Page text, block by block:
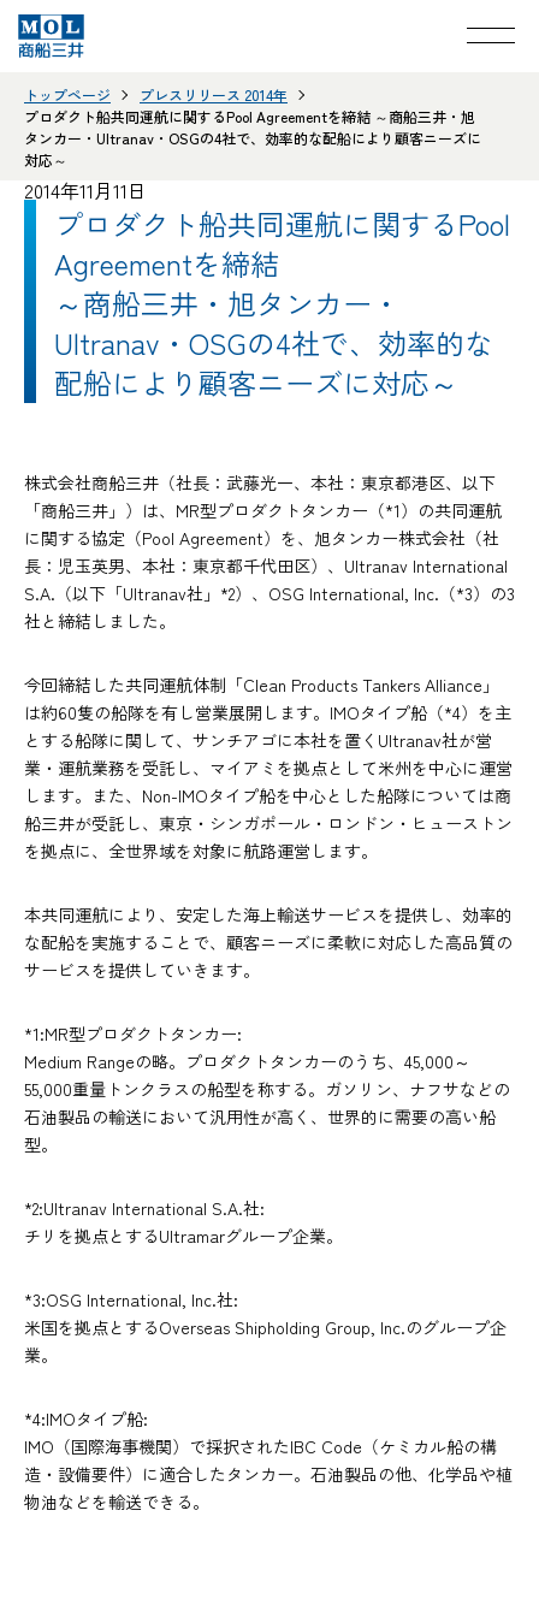
トップページ
プレスリリース 2014年
プロダクト船共同運航に関するPool Agreementを締結 ～商船三井・旭
タンカー・Ultranav・OSGの4社で、効率的な配船により顧客ニーズに
対応～
2014年11月11日
プロダクト船共同運航に関するPool
Agreementを締結
～商船三井・旭タンカー・
Ultranav・OSGの4社で、効率的な
配船により顧客ニーズに対応～
株式会社商船三井（社長：武藤光一、本社：東京都港区、以下
「商船三井」）は、MR型プロダクトタンカー（*1）の共同運航
に関する協定（Pool Agreement）を、旭タンカー株式会社（社
長：児玉英男、本社：東京都千代田区）、Ultranav International
S.A.（以下「Ultranav社」*2）、OSG International, Inc.（*3）の3
社と締結しました。
今回締結した共同運航体制「Clean Products Tankers Alliance」
は約60隻の船隊を有し営業展開します。IMOタイプ船（*4）を主
とする船隊に関して、サンチアゴに本社を置くUltranav社が営
業・運航業務を受託し、マイアミを拠点として米州を中心に運営
します。また、Non-IMOタイプ船を中心とした船隊については商
船三井が受託し、東京・シンガポール・ロンドン・ヒューストン
を拠点に、全世界域を対象に航路運営します。
本共同運航により、安定した海上輸送サービスを提供し、効率的
な配船を実施することで、顧客ニーズに柔軟に対応した高品質の
サービスを提供していきます。
*1:MR型プロダクトタンカー:
Medium Rangeの略。プロダクトタンカーのうち、45,000～
55,000重量トンクラスの船型を称する。ガソリン、ナフサなどの
石油製品の輸送において汎用性が高く、世界的に需要の高い船
型。
*2:Ultranav International S.A.社:
チリを拠点とするUltramarグループ企業。
*3:OSG International, Inc.社:
米国を拠点とするOverseas Shipholding Group, Inc.のグループ企
業。
*4:IMOタイプ船:
IMO（国際海事機関）で採択されたIBC Code（ケミカル船の構
造・設備要件）に適合したタンカー。石油製品の他、化学品や植
物油などを輸送できる。